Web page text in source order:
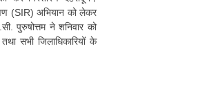
(SIR) अभियान को लेकर
पुरुषोत्तम ने शनिवार को
सभी जिलाधिकारियों के